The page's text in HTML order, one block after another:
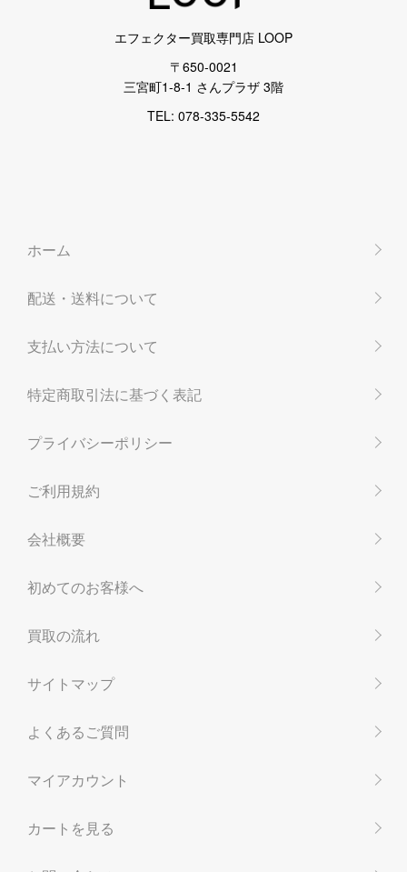
エフェクター買取専門店 LOOP
〒650-0021
三宮町1-8-1 さんプラザ 3階
TEL: 078-335-5542
ホーム
配送・送料について
支払い方法について
特定商取引法に基づく表記
プライバシーポリシー
ご利用規約
会社概要
初めてのお客様へ
買取の流れ
サイトマップ
よくあるご質問
マイアカウント
カートを見る